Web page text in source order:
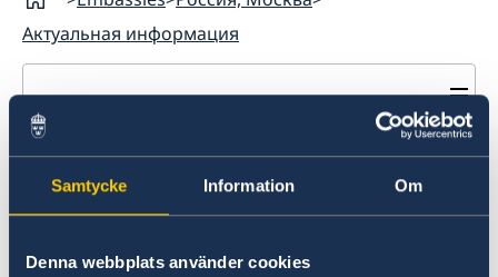
Samtycke Information Om
Denna webbplats använder cookies
Актуальная информация
Россия, Москва
О нас
Актуальная информация
Время работы в апреле
2022